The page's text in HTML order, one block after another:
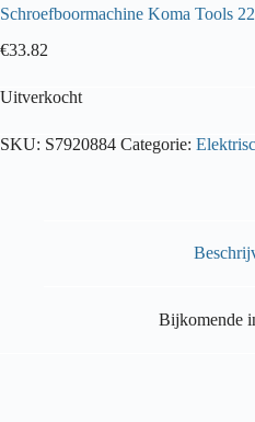
Schroefboormachine Koma Tools
€33.82
Uitverkocht
SKU: S7920884 Categorie:
Bijkomende